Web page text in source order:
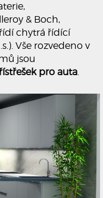
& Boch,
chytrá řídící
Vše rozvedeno v
jsou
pro auta.